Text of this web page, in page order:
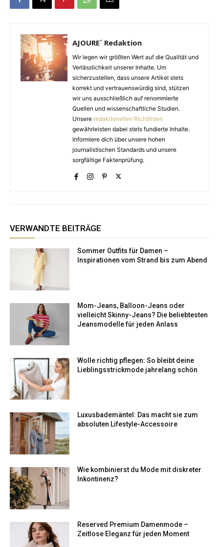
AJOURE´ Redaktion
Wir legen wir größten Wert auf die Qualität und
Verlässlichkeit unserer Inhalte. Um
sicherzustellen, dass unsere Artikel stets
korrekt und vertrauenswürdig sind, stützen
wir uns ausschließlich auf renommierte
Quellen und wissenschaftliche Studien.
Unsere redaktionellen Richtlinien
gewährleisten dabei stets fundierte Inhalte.
Informiere dich über unsere hohen
journalistischen Standards und unsere
sorgfältige Faktenprüfung.
VERWANDTE BEITRÄGE
Sommer Outfits für Damen –
Inspirationen vom Strand bis zum Abend
Mom-Jeans, Balloon-Jeans oder
vielleicht Skinny-Jeans? Die beliebtesten
Jeansmodelle für jeden Anlass
Wolle richtig pflegen: So bleibt deine
Lieblingsstrickmode jahrelang schön
Luxusbademäntel: Das macht sie zum
absoluten Lifestyle-Accessoire
Wie kombinierst du Mode mit diskreter
Inkontinenz?
Reserved Premium Damenmode –
Zeitlose Eleganz für jeden Moment